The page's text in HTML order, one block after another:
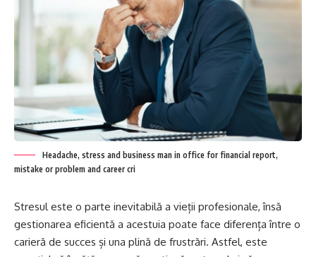
Headache, stress and business man in office for financial report,
mistake or problem and career cri
Stresul este o parte inevitabilă a vieții profesionale, însă
gestionarea eficientă a acestuia poate face diferența între o
carieră de succes și una plină de frustrări. Astfel, este